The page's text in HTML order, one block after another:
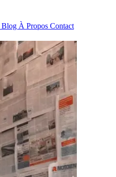
Blog À Propos Contact